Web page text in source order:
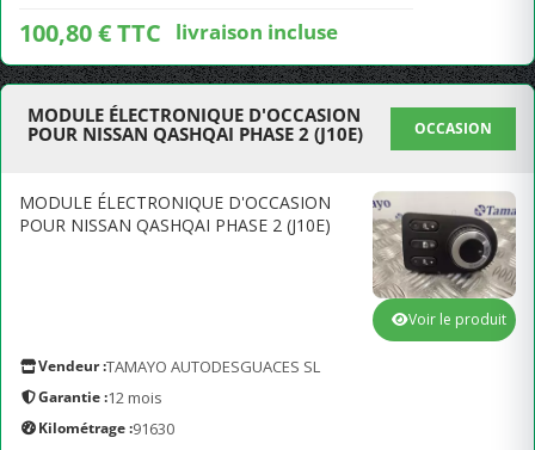
100,80 € TTC livraison incluse
MODULE ÉLECTRONIQUE D'OCCASION
POUR NISSAN QASHQAI PHASE 2 (J10E)
OCCASION
MODULE ÉLECTRONIQUE D'OCCASION
POUR NISSAN QASHQAI PHASE 2 (J10E)
Vendeur :TAMAYO AUTODESGUACES SL
Garantie :12 mois
Kilométrage :91630
Voir le produit